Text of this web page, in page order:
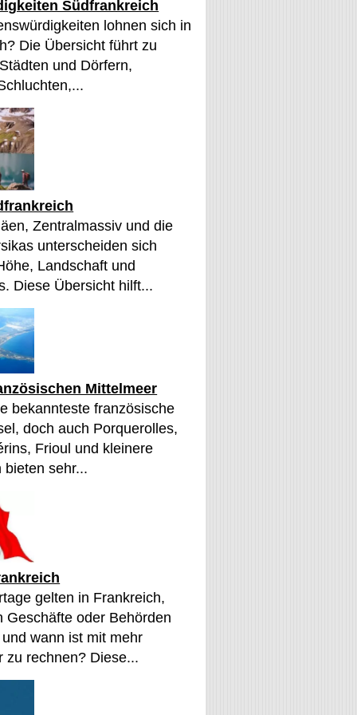
Südfrankreich
lohnen sich in
Die Übersicht führt zu
und Dörfern,
Zentralmassiv und die
unterscheiden sich
Landschaft und
Diese Übersicht hilft...
Mittelmeer
bekannteste französische
doch auch Porquerolles,
Frioul und kleinere
bieten sehr...
gelten in Frankreich,
Geschäfte oder Behörden
wann ist mit mehr
zu rechnen? Diese...